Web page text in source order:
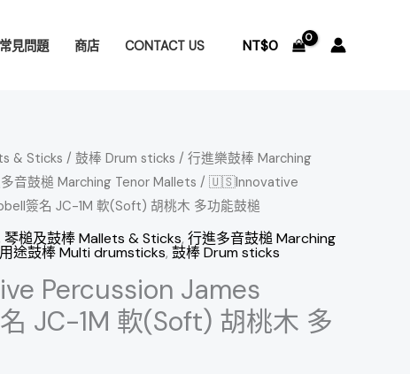
常見問題 商店 CONTACT US NT$0
& Sticks / 鼓棒 Drum sticks / 行進樂鼓棒 Marching
音鼓槌 Marching Tenor Mallets / 🇺🇸Innovative
簽名 JC-1M 軟(Soft) 胡桃木 多功能鼓槌
琴槌及鼓棒 Mallets & Sticks, 行進多音鼓槌 Marching
途鼓棒 Multi drumsticks, 鼓棒 Drum sticks
Percussion James
JC-1M 軟(Soft) 胡桃木 多